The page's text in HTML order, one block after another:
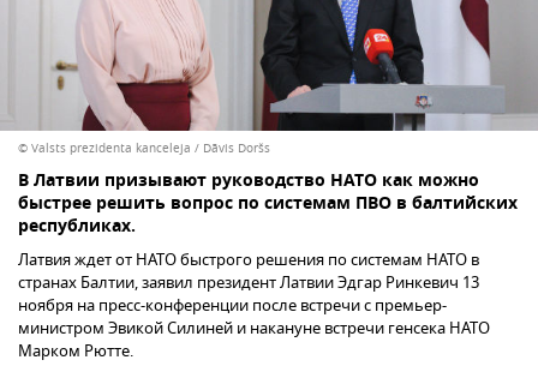
© Valsts prezidenta kanceleja / Dāvis Doršs
В Латвии призывают руководство НАТО как можно
быстрее решить вопрос по системам ПВО в балтийских
республиках.
Латвия ждет от НАТО быстрого решения по системам НАТО в
странах Балтии, заявил президент Латвии Эдгар Ринкевич 13
ноября на пресс-конференции после встречи с премьер-
министром Эвикой Силиней и накануне встречи генсека НАТО
Марком Рютте.